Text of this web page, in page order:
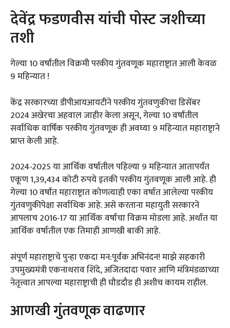
देवेंद्र फडणवीस यांची पोस्ट जशीच्या
तशी
गेल्या 10 वर्षांतील विक्रमी परकीय गुंतवणूक महाराष्ट्रात आली केवळ
9 महिन्यात !
केंद्र सरकारच्या डीपीआयआयटीने परकीय गुंतवणुकीचा डिसेंबर
2024 अखेरचा अहवाल जाहीर केला असून, गेल्या 10 वर्षांतील
सर्वाधिक वार्षिक परकीय गुंतवणूक ही अवघ्या 9 महिन्यात महाराष्ट्राने
प्राप्त केली आहे.
2024-2025 या आर्थिक वर्षातील पहिल्या 9 महिन्यात आतापर्यंत
एकूण 1,39,434 कोटी रुपये इतकी परकीय गुंतवणूक आली आहे. ही
गेल्या 10 वर्षांत महाराष्ट्रात कोणत्याही एका वर्षात आलेल्या परकीय
गुंतवणुकीपेक्षा सर्वाधिक आहे. असे करताना महायुती सरकारने
आपलाच 2016-17 या आर्थिक वर्षाचा विक्रम मोडला आहे. अर्थात या
आर्थिक वर्षातील एक तिमाही आणखी बाकी आहे.
संपूर्ण महाराष्ट्राचे पुन्हा एकदा मन:पूर्वक अभिनंदन! माझे सहकारी
उपमुख्यमंत्री एकनाथराव शिंदे, अजितदादा पवार आणि मंत्रिमंडळाच्या
नेतृत्त्वात आपल्या महाराष्ट्राची ही घौडदौड ही अशीच कायम राहील.
आणखी गुंतवणूक वाढणार